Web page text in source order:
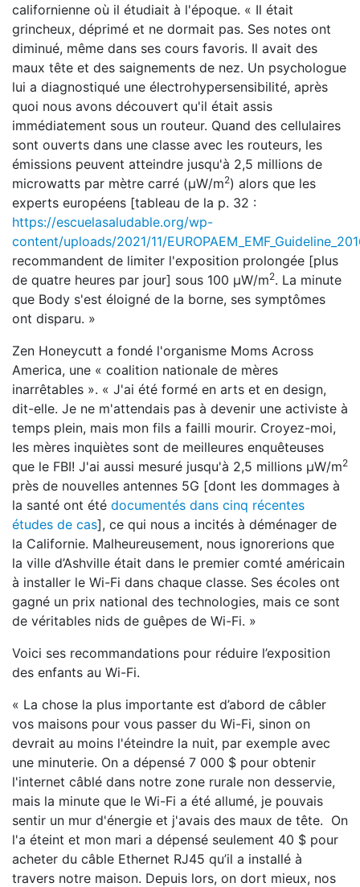
californienne où il étudiait à l'époque. « Il était
grincheux, déprimé et ne dormait pas. Ses notes ont
diminué, même dans ses cours favoris. Il avait des
maux tête et des saignements de nez. Un psychologue
lui a diagnostiqué une électrohypersensibilité, après
quoi nous avons découvert qu'il était assis
immédiatement sous un routeur. Quand des cellulaires
sont ouverts dans une classe avec les routeurs, les
émissions peuvent atteindre jusqu'à 2,5 millions de
microwatts par mètre carré (μW/m2) alors que les
experts européens [tableau de la p. 32 :
https://escuelasaludable.org/wp-
content/uploads/2021/11/
recommandent de limiter l'exposition prolongée [plus
de quatre heures par jour] sous 100 μW/m2. La minute
que Body s'est éloigné de la borne, ses symptômes
ont disparu. »
Zen Honeycutt a fondé l'organisme Moms Across
America, une « coalition nationale de mères
inarrêtables ». « J'ai été formé en arts et en design,
dit-elle. Je ne m'attendais pas à devenir une activiste à
temps plein, mais mon fils a failli mourir. Croyez-moi,
les mères inquiètes sont de meilleures enquêteuses
que le FBI! J'ai aussi mesuré jusqu'à 2,5 millions μW/m2
près de nouvelles antennes 5G [dont les dommages à
la santé ont été documentés dans cinq récentes
études de cas], ce qui nous a incités à déménager de
la Californie. Malheureusement, nous ignorerions que
la ville d’Ashville était dans le premier comté américain
à installer le Wi-Fi dans chaque classe. Ses écoles ont
gagné un prix national des technologies, mais ce sont
de véritables nids de guêpes de Wi-Fi. »
Voici ses recommandations pour réduire l’exposition
des enfants au Wi-Fi.
« La chose la plus importante est d’abord de câbler
vos maisons pour vous passer du Wi-Fi, sinon on
devrait au moins l'éteindre la nuit, par exemple avec
une minuterie. On a dépensé 7 000 $ pour obtenir
l'internet câblé dans notre zone rurale non desservie,
mais la minute que le Wi-Fi a été allumé, je pouvais
sentir un mur d'énergie et j'avais des maux de tête. On
l'a éteint et mon mari a dépensé seulement 40 $ pour
acheter du câble Ethernet RJ45 qu’il a installé à
travers notre maison. Depuis lors, on dort mieux, nos